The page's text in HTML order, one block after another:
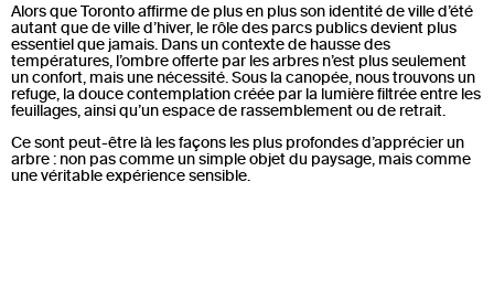
Alors que Toronto affirme de plus en plus son identité de ville d’été
autant que de ville d’hiver, le rôle des parcs publics devient plus
essentiel que jamais. Dans un contexte de hausse des
températures, l’ombre offerte par les arbres n’est plus seulement
un confort, mais une nécessité. Sous la canopée, nous trouvons un
refuge, la douce contemplation créée par la lumière filtrée entre les
feuillages, ainsi qu’un espace de rassemblement ou de retrait.
Ce sont peut-être là les façons les plus profondes d’apprécier un
arbre : non pas comme un simple objet du paysage, mais comme
une véritable expérience sensible.